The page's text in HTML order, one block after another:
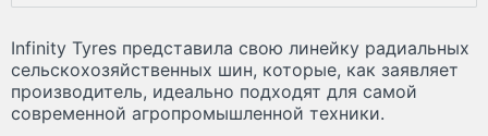
Infinity Tyres представила свою линейку радиальных
сельскохозяйственных шин, которые, как заявляет
производитель, идеально подходят для самой
современной агропромышленной техники.